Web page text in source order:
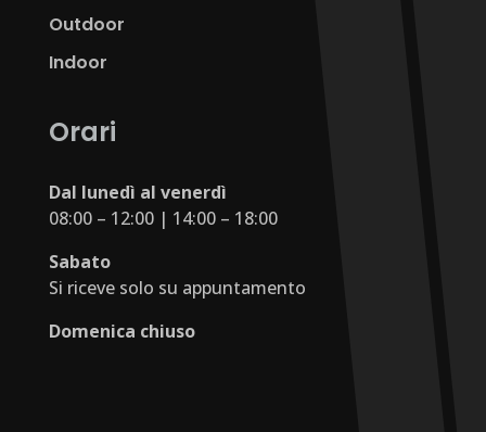
Outdoor
Indoor
Orari
Dal lunedì al venerdì
08:00 – 12:00 | 14:00 – 18:00
Sabato
Si riceve solo su appuntamento
Domenica chiuso